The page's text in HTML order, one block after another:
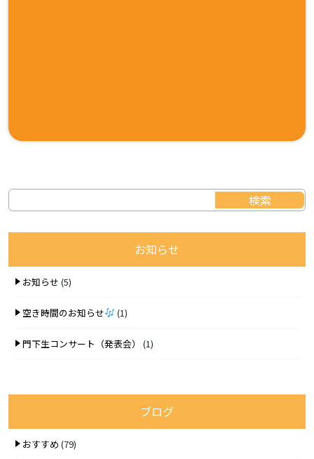
お知らせ
お知らせ (5)
空き時間のお知らせ (1)
門下生コンサート（発表会） (1)
ブログ
おすすめ (79)